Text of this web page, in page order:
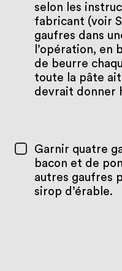
selon les
fabricant (voir
gaufres dans
l’opération, en
de beurre
toute la pâte
devrait donner
Garnir quatre
bacon et de
autres gaufres
sirop d’érable.